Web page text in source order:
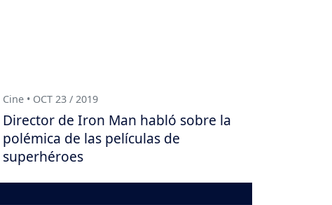
Cine • OCT 23 / 2019
Director de Iron Man habló sobre la
polémica de las películas de
superhéroes